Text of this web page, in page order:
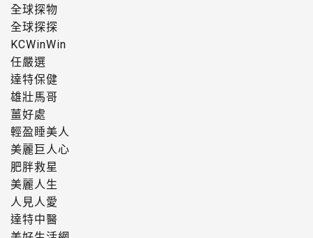
全球探物
全球探探
KCWinWin
任嚴選
達特保健
雄壯馬哥
薑好處
輕盈睡美人
美麗巨人心
肥胖救星
美麗人生
人見人愛
達特中醫